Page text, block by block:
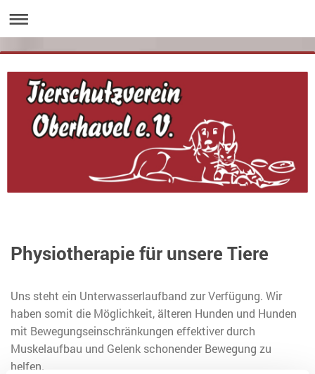
Physiotherapie für unsere Tiere
Uns steht ein Unterwasserlaufband zur Verfügung. Wir
haben somit die Möglichkeit, älteren Hunden und Hunden
mit Bewegungseinschränkungen effektiver durch
Muskelaufbau und Gelenk schonender Bewegung zu
helfen.